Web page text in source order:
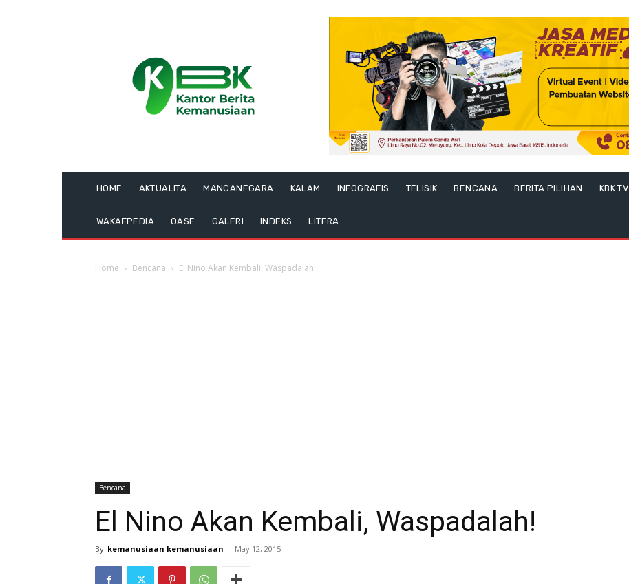
HOME AKTUALITA MANCANEGARA KALAM INFOGRAFIS TELISIK BENCANA BERITA PILIHAN KBK TV
WAKAFPEDIA OASE GALERI INDEKS LITERA
Home Bencana El Nino Akan Kembali, Waspadalah!
Bencana
El Nino Akan Kembali, Waspadalah!
By kemanusiaan kemanusiaan - May 12, 2015